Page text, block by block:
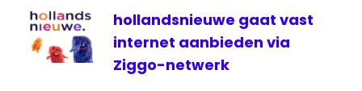
Reemer
televisie
hollandsnieuwe gaat vast
internet aanbieden via
Ziggo-netwerk